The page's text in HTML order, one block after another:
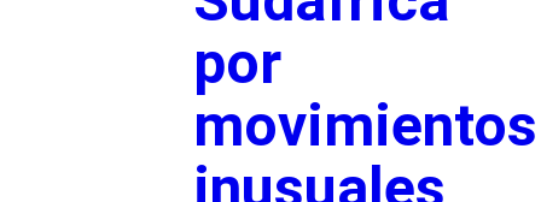
por
movimientos
inusuales